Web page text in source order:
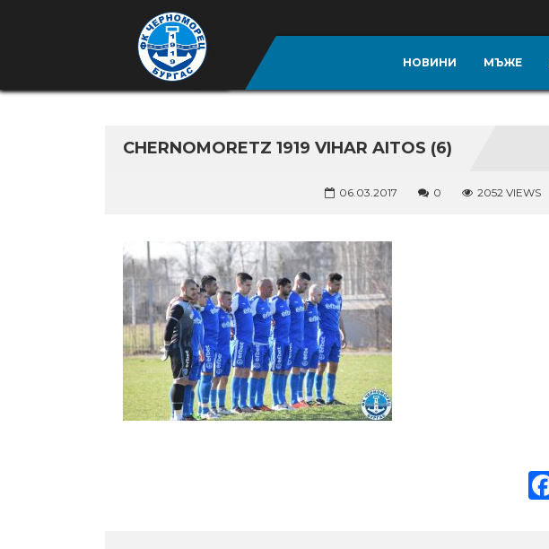
НОВИНИ МЪЖЕ
CHERNOMORETZ 1919 VIHAR AITOS (6)
06.03.2017 0 2052 VIEWS